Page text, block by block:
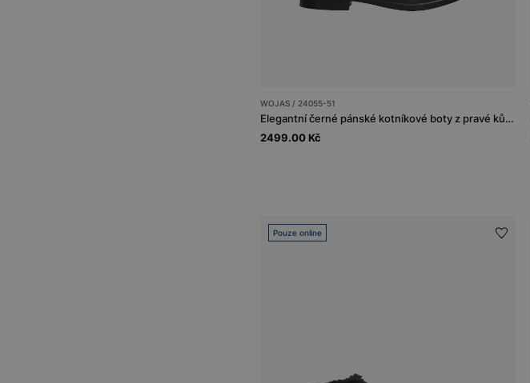
WOJAS / 24055-51
Elegantní černé pánské kotníkové boty z pravé kůže
2499.00 Kč
Pouze online